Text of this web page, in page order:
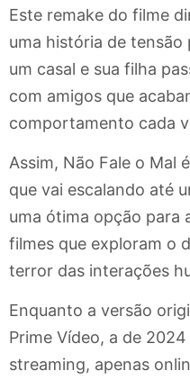
Este remake do filme
uma história de
um casal e sua filha
com amigos que
comportamento cada
Assim, Não Fale o Mal
que vai escalando até
uma ótima opção para
filmes que exploram o
terror das interações
Enquanto a versão
Prime Vídeo, a de
streaming, apenas